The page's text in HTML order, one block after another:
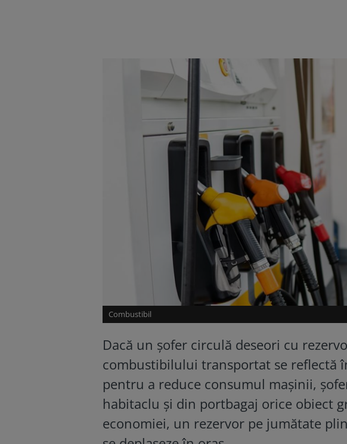
Combustibil
Dacă un șofer circulă deseori cu
combustibilului transportat se reflectă
pentru a reduce consumul mașinii,
habitaclu și din portbagaj orice obiect
economiei, un rezervor pe jumătate